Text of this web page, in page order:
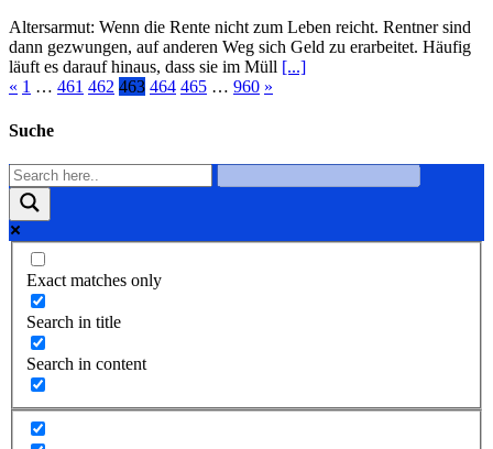
Altersarmut: Wenn die Rente nicht zum Leben reicht. Rentner sind
dann gezwungen, auf anderen Weg sich Geld zu erarbeitet. Häufig
läuft es darauf hinaus, dass sie im Müll [...]
« 1 … 461 462 463 464 465 … 960 »
Suche
Exact matches only
Search in title
Search in content